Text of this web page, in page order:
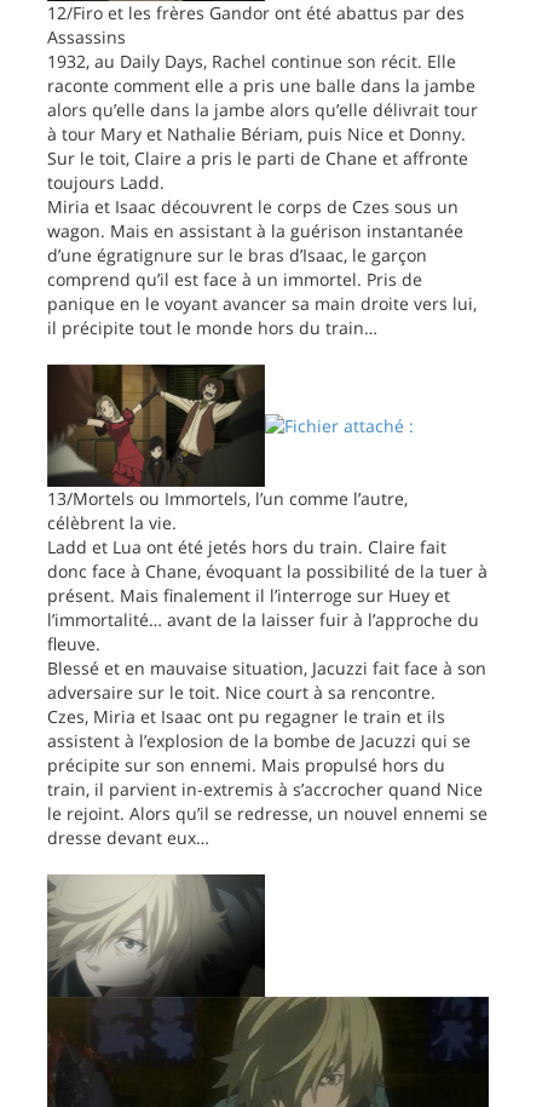
12/Firo et les frères Gandor ont été abattus par des
Assassins
1932, au Daily Days, Rachel continue son récit. Elle
raconte comment elle a pris une balle dans la jambe
alors qu’elle dans la jambe alors qu’elle délivrait tour
à tour Mary et Nathalie Bériam, puis Nice et Donny.
Sur le toit, Claire a pris le parti de Chane et affronte
toujours Ladd.
Miria et Isaac découvrent le corps de Czes sous un
wagon. Mais en assistant à la guérison instantanée
d’une égratignure sur le bras d’Isaac, le garçon
comprend qu’il est face à un immortel. Pris de
panique en le voyant avancer sa main droite vers lui,
il précipite tout le monde hors du train…
13/Mortels ou Immortels, l’un comme l’autre,
célèbrent la vie.
Ladd et Lua ont été jetés hors du train. Claire fait
donc face à Chane, évoquant la possibilité de la tuer à
présent. Mais finalement il l’interroge sur Huey et
l’immortalité… avant de la laisser fuir à l’approche du
fleuve.
Blessé et en mauvaise situation, Jacuzzi fait face à son
adversaire sur le toit. Nice court à sa rencontre.
Czes, Miria et Isaac ont pu regagner le train et ils
assistent à l’explosion de la bombe de Jacuzzi qui se
précipite sur son ennemi. Mais propulsé hors du
train, il parvient in-extremis à s’accrocher quand Nice
le rejoint. Alors qu’il se redresse, un nouvel ennemi se
dresse devant eux…